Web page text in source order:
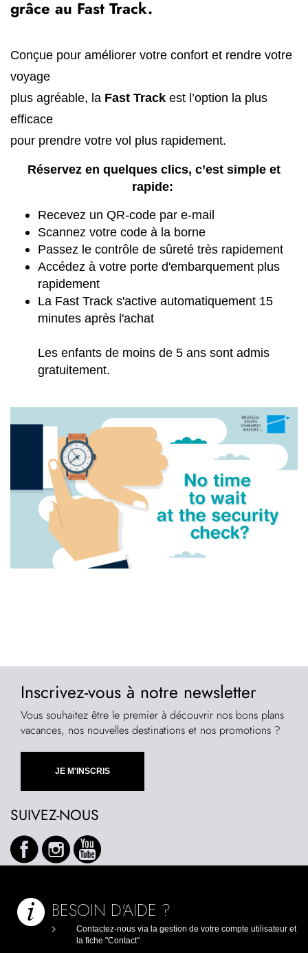
grâce au Fast Track.
Conçue pour améliorer votre confort et rendre votre
voyage
plus agréable, la Fast Track est l’option la plus
efficace
pour prendre votre vol plus rapidement.
Réservez en quelques clics, c’est simple et
rapide:
Recevez un QR-code par e-mail
Scannez votre code à la borne
Passez le contrôle de sûreté très rapidement
Accédez à votre porte d'embarquement plus
rapidement
La Fast Track s'active automatiquement 15
minutes après l'achat
Les enfants de moins de 5 ans sont admis
gratuitement.
Inscrivez-vous à notre newsletter
Vous souhaitez être le premier à découvrir nos bons plans
vacances, nos nouvelles destinations et nos promotions ?
SUIVEZ-NOUS
BESOIN D'AIDE ?
Contactez-nous via la gestion de votre compte utilisateur et
la fiche "Contact"